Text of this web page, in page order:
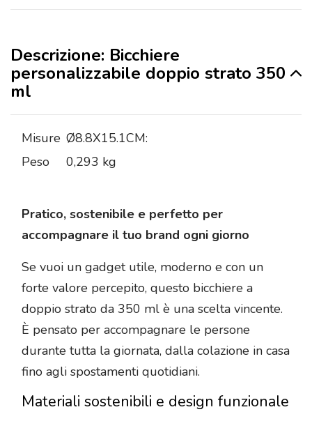
Descrizione: Bicchiere
personalizzabile doppio strato 350
ml
Misure Ø8.8X15.1CM:
Peso
0,293 kg
Pratico, sostenibile e perfetto per
accompagnare il tuo brand ogni giorno
Se vuoi un gadget utile, moderno e con un
forte valore percepito, questo bicchiere a
doppio strato da 350 ml è una scelta vincente.
È pensato per accompagnare le persone
durante tutta la giornata, dalla colazione in casa
fino agli spostamenti quotidiani.
Materiali sostenibili e design funzionale